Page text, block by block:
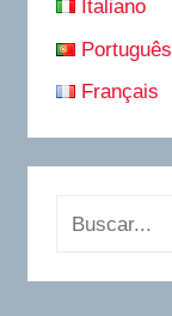
Italiano
Português
Français